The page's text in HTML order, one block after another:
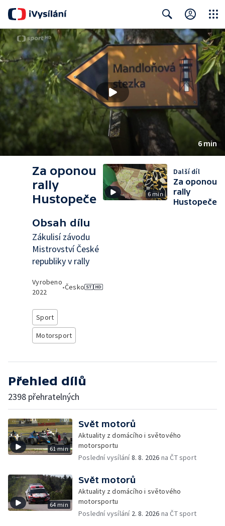
Search Close
6 min
Za oponou
rally
Hustopeče
Obsah dílu
Zákulisí závodu
Mistrovství České
republiky v rally
Vyrobeno
2022
•Česko
Sport
Motorsport
6 min
Další díl
Za oponou
rally
Hustopeče
Přehled dílů
2398 přehratelných
61 min
Svět motorů
Aktuality z domácího i světového
motorsportu
Poslední vysílání8. 8. 2026 na ČT sport
64 min
Svět motorů
Aktuality z domácího i světového
motorsportu
Poslední vysílání 2. 8. 2026 na ČT sport